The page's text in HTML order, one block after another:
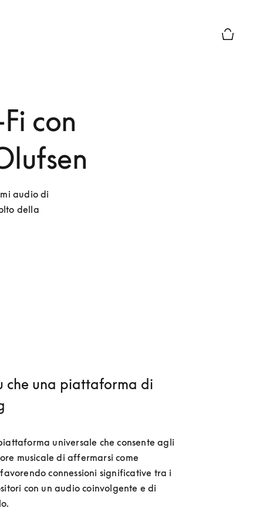
con
audio di
della
che una piattaforma di
universale che consente agli
musicale di affermarsi come
connessioni significative tra i
con un audio coinvolgente e di